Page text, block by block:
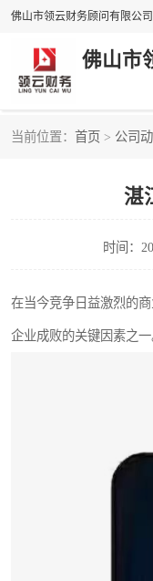
佛山市
当前位置： 首页 > 公司
湛
时间：
在当今竞争日益激烈的
企业成败的关键因素之一